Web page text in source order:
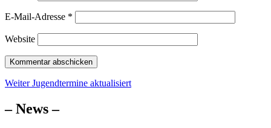
E-Mail-Adresse *
Website
Beitragsnavigation
Weiter Nächster
Jugendtermine aktualisiert
– News –